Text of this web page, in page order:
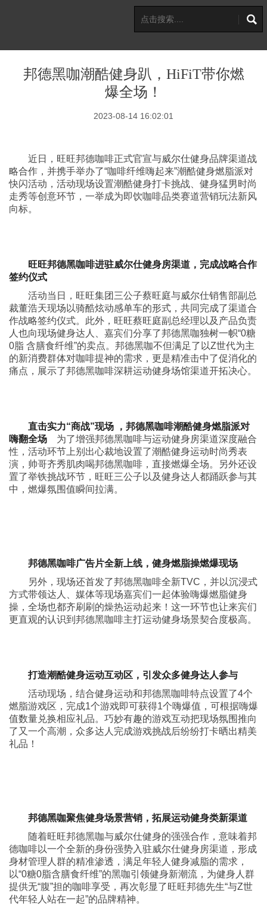
邦德黑咖潮酷健身趴，HiFiT带你燃
爆全场！
2023-08-14 16:02:01
近日，旺旺邦德咖啡正式官宣与威尔仕健身品牌渠道战
略合作，并携手举办了“咖啡纤维嗨起来”潮酷健身燃脂派对
快闪活动，活动现场设置潮酷健身打卡挑战、健身猛男时尚
走秀等创意环节，一举成为即饮咖啡品类赛道营销玩法新风
向标。
旺旺邦德黑咖啡进驻威尔仕健身房渠道 ，完成战略合作
签约仪式
活动当日，旺旺集团三公子蔡旺庭与威尔仕销售部副总
裁董浩天现场以骑酷炫动感单车的形式，共同完成了渠道合
作战略签约仪式。此外，旺旺蔡旺庭副总经理以及产品负责
人也向现场健身达人、嘉宾们分享了邦德黑咖独树一帜“0糖
0脂 含膳食纤维”的卖点。邦德黑咖不但满足了以Z世代为主
的新消费群体对咖啡提神的需求，更是精准击中了促消化的
痛点，展示了邦德黑咖啡深耕运动健身场馆渠道开拓决心。
直击实力“商战”现场 ，邦德黑咖啡潮酷健身燃脂派对
嗨翻全场
为了增强邦德黑咖啡与运动健身房渠道深度融合
性，活动环节上别出心裁地设置了潮酷健身运动时尚秀表
演，帅哥齐秀肌肉喝邦德黑咖啡，直接燃爆全场。另外还设
置了举铁挑战环节，旺旺三公子以及健身达人都踊跃参与其
中，燃爆氛围值瞬间拉满。
邦德黑咖啡广告片全新上线， 健身燃脂操燃爆现场
另外，现场还首发了邦德黑咖啡全新TVC，并以沉浸式
方式带领达人、媒体等现场嘉宾们一起体验嗨爆燃脂健身
操，全场也都齐刷刷的燥热运动起来！这一环节也让来宾们
更直观的认识到邦德黑咖啡主打运动健身场景契合度极高。
打造潮酷健身运动互动区 ，引发众多健身达人参与
活动现场，结合健身运动和邦德黑咖啡特点设置了4个
燃脂游戏区，完成1个游戏即可获得1个嗨爆值，可根据嗨爆
值数量兑换相应礼品。巧妙有趣的游戏互动把现场氛围推向
了又一个高潮，众多达人完成游戏挑战后纷纷打卡晒出精美
礼品！
邦德黑咖聚焦健身场景营销 ，拓展运动健身类新渠道
随着旺旺邦德黑咖与威尔仕健身的强强合作，意味着邦
德咖啡以一个全新的身份强势入驻威尔仕健身房渠道，形成
身材管理人群的精准渗透，满足年轻人健身减脂的需求，
以“0糖0脂含膳食纤维”的黑咖引领健身新潮流，为健身人群
提供无“腹”担的咖啡享受，再次彰显了旺旺邦德先生“与Z世
代年轻人站在一起”的品牌精神。